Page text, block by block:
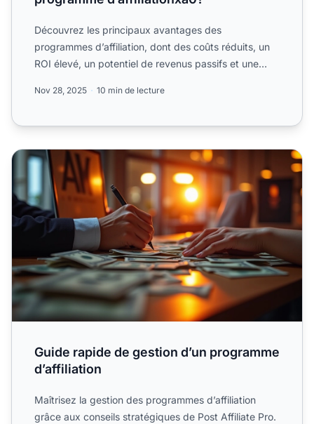
Découvrez les principaux avantages des
programmes d’affiliation, dont des coûts réduits, un
ROI élevé, un potentiel de revenus passifs et une
Nov 28, 2025 10 min de lecture
Guide rapide de gestion d’un programme d’affiliation
Guide rapide de gestion d’un programme
d’affiliation
Maîtrisez la gestion des programmes d’affiliation
grâce aux conseils stratégiques de Post Affiliate Pro.